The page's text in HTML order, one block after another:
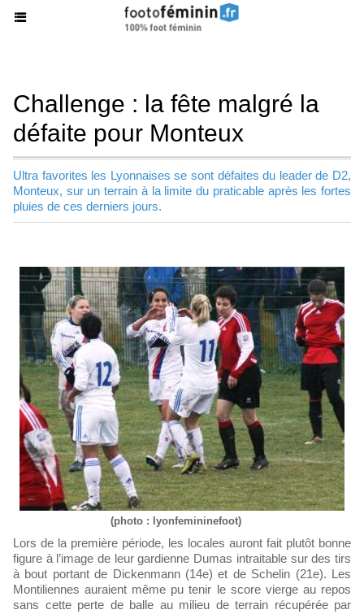
Challenge : la fête malgré la
défaite pour Monteux
Ultra favorites les Lyonnaises se sont défaites du leader de D2,
Monteux, sur un terrain à la limite du praticable après les fortes
pluies de ces derniers jours.
(photo : lyonfemininefoot)
Lors de la première période, les locales auront fait plutôt bonne
figure à l’image de leur gardienne Dumas intraitable sur des tirs
à bout portant de Dickenmann (14e) et de Schelin (21e). Les
Montiliennes auraient même pu tenir le score vierge au repos
sans cette perte de balle au milieu de terrain récupérée par